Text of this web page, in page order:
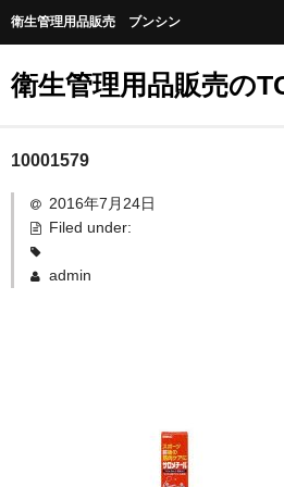
衛生管理用品販売 ブンシン
衛生管理用品販売の
お勧め商品
医薬品
作業場所の衛生管理
作業時につかうもの
10001579
2016年7月24日
Filed under:
admin